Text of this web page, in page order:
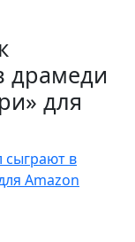
драмеди
для
сыграют в
Amazon